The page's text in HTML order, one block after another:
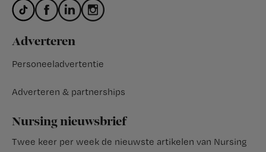
Adverteren
Personeeladvertentie
Adverteren & partnerships
Nursing nieuwsbrief
Twee keer per week de nieuwste artikelen van Nursing